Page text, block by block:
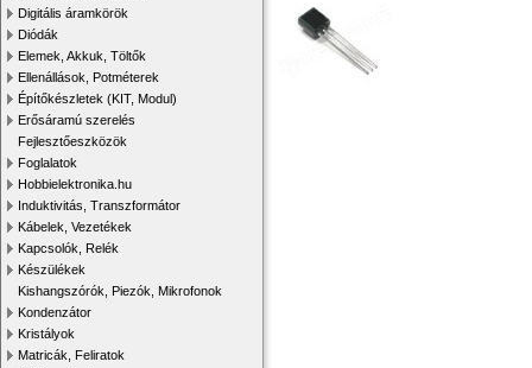
Digitális áramkörök
Diódák
Elemek, Akkuk, Töltők
Ellenállások, Potméterek
Építőkészletek (KIT, Modul)
Erősáramú szerelés
Fejlesztőeszközök
Foglalatok
Hobbielektronika.hu
Induktivitás, Transzformátor
Kábelek, Vezetékek
Kapcsolók, Relék
Készülékek
Kishangszórók, Piezók, Mikrofonok
Kondenzátor
Kristályok
Matricák, Feliratok